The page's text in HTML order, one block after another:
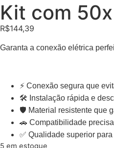
Kit com
R$144,39
Garanta a conexão elétrica
⚡ Conexão segura que
🛠️ Instalação rápida e
🛡️ Material resistente que
🚗 Compatibilidade
✅ Qualidade superior
5 em estoque